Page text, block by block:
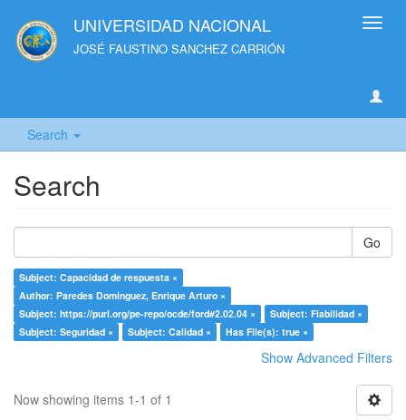
UNIVERSIDAD NACIONAL
JOSÉ FAUSTINO SANCHEZ CARRIÓN
Search
Search
Go
Subject: Capacidad de respuesta ×
Author: Paredes Dominguez, Enrique Arturo ×
Subject: https://purl.org/pe-repo/ocde/ford#2.02.04 ×
Subject: Fiabilidad ×
Subject: Seguridad ×
Subject: Calidad × Has File(s): true ×
Show Advanced Filters
Now showing items 1-1 of 1